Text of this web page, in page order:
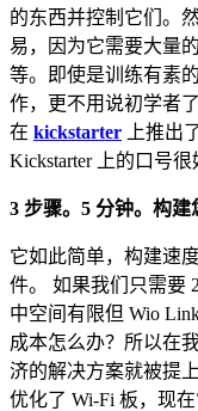
的东西并控制它们。
易，因为它需要大量
等。即使是训练有素
作，更不用说初学者
在 kickstarter 上推出
Kickstarter 上的口号
3 步骤。5 分钟。构建
它如此简单，构建速
件。 如果我们只需要
中空间有限但 Wio
成本怎么办？所以在
济的解决方案就被提
优化了 Wi-Fi 板，现